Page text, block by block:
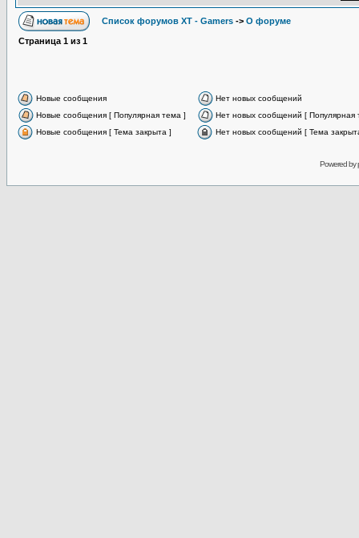
Список форумов XT - Gamers -> О форуме
Страница 1 из 1
Новые сообщения
Нет новых сообщений
Новые сообщения [ Популярная тема ]
Нет новых сообщений [ Популярная
Новые сообщения [ Тема закрыта ]
Нет новых сообщений [ Тема
Powered by